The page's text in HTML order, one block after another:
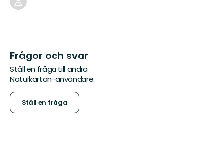
Frågor och svar
Ställ en fråga till andra
Naturkartan-användare.
Ställ en fråga